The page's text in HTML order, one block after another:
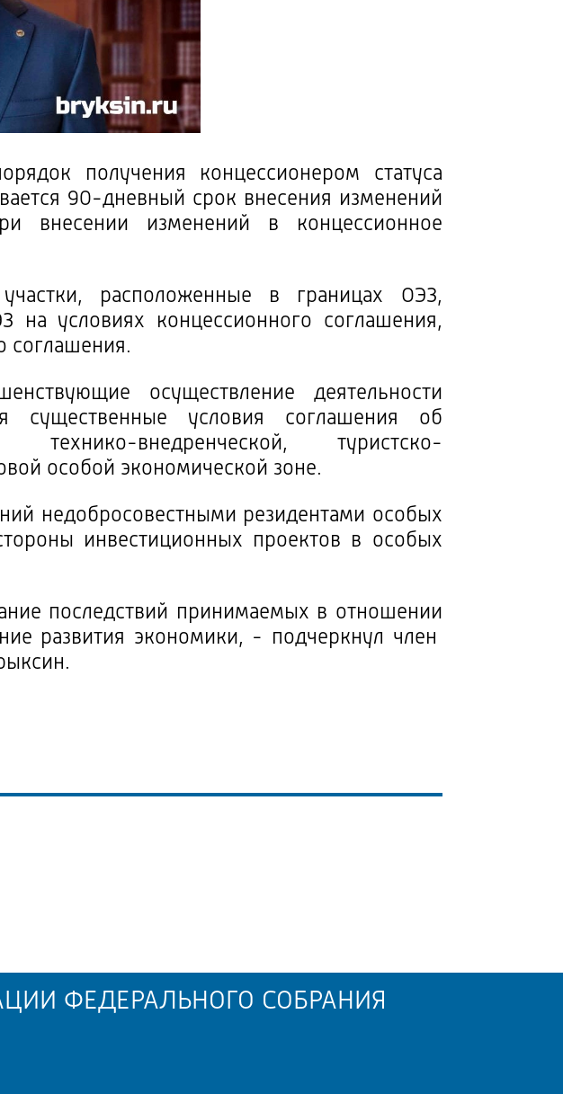
получения концессионером статуса
90-дневный срок внесения изменений
внесении изменений в концессионное
расположенные в границах ОЭЗ,
на условиях концессионного соглашения,
соглашения.
осуществление деятельности
существенные условия соглашения об
технико-внедренческой, туристско-
особой экономической зоне.
недобросовестными резидентами особых
инвестиционных проектов в особых
последствий принимаемых в отношении
развития экономики, - подчеркнул член
ФЕДЕРАЛЬНОГО СОБРАНИЯ